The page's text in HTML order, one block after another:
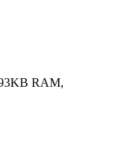
RAM,